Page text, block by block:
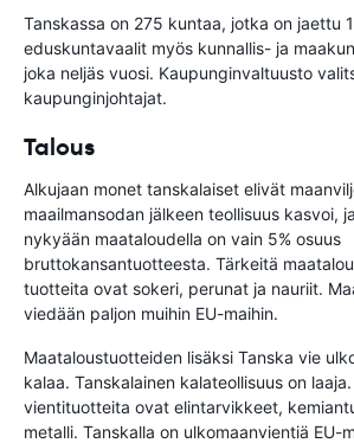
Tanskassa on 275 kuntaa, jotka on jaettu
eduskuntavaalit myös kunnallis- ja
joka neljäs vuosi. Kaupunginvaltuusto
kaupunginjohtajat.
Talous
Alkujaan monet tanskalaiset elivät
maailmansodan jälkeen teollisuus kasvoi, ja
nykyään maataloudella on vain 5% osuus
bruttokansantuotteesta. Tärkeitä
tuotteita ovat sokeri, perunat ja nauriit.
viedään paljon muihin EU-maihin.
Maataloustuotteiden lisäksi Tanska vie
kalaa. Tanskalainen kalateollisuus on
vientituotteita ovat elintarvikkeet,
metalli. Tanskalla on ulkomaanvientiä EU-